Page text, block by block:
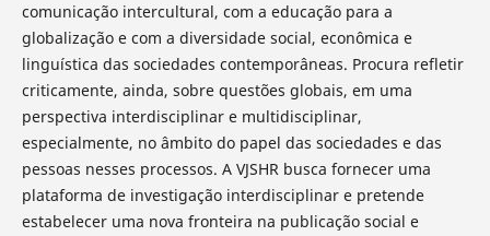
comunicação intercultural, com a educação para a
globalização e com a diversidade social, econômica e
linguística das sociedades contemporâneas. Procura refletir
criticamente, ainda, sobre questões globais, em uma
perspectiva interdisciplinar e multidisciplinar,
especialmente, no âmbito do papel das sociedades e das
pessoas nesses processos. A VJSHR busca fornecer uma
plataforma de investigação interdisciplinar e pretende
estabelecer uma nova fronteira na publicação social e